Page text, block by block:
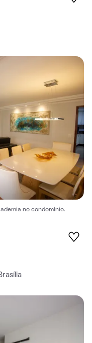
no condomínio.